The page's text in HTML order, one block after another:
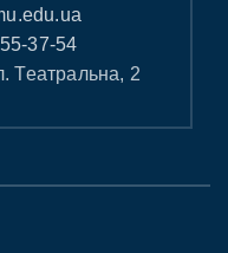
37-54
Театральна, 2